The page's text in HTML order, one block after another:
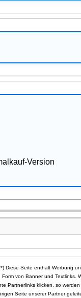
Version
Diese Seite enthält Werbung
Form von Banner und Textlinks.
Partnerlinks klicken, so
Seite unserer Partner